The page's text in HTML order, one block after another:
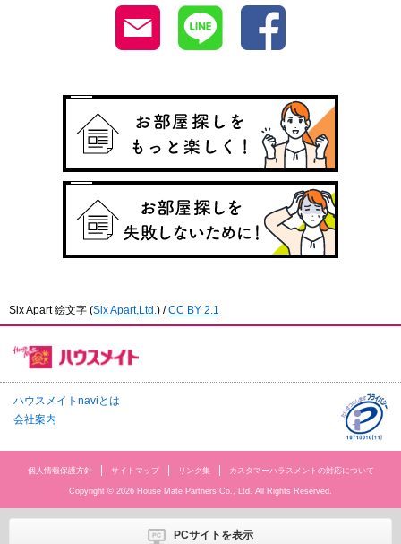
Six Apart 絵文字 (Six Apart,Ltd. ) /CC BY 2.1
ハウスメイトnaviとは
会社案内
個人情報保護方針 サイトマップ リンク集 カスタマーハラスメントの対応について
Copyright © 2026 House Mate Partners Co., Ltd. All Rights Reserved.
PCサイトを表示